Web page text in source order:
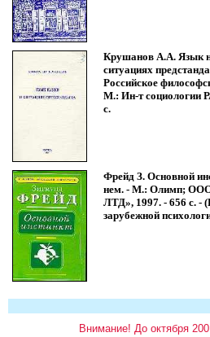
Крушанов А.А. Язык
ситуациях
Российское
М.: Ин-т социологии
с.
Фрейд З. Основной
нем. - М.: Олимп;
ЛТД», 1997. - 656 с. -
зарубежной
Внимание! До октября